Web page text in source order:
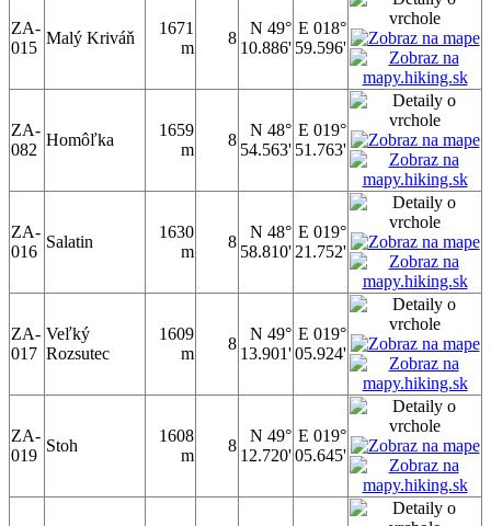
ZA-
015
Malý Kriváň
1671
m
8
N 49°
10.886'
E 018°
59.596'
ZA-
082
Homôľka
1659
m
8
N 48°
54.563'
E 019°
51.763'
ZA-
016
Salatin
1630
m
8
N 48°
58.810'
E 019°
21.752'
ZA-
017
Veľký
Rozsutec
1609
m
8
N 49°
13.901'
E 019°
05.924'
ZA-
019
Stoh
1608
m
8
N 49°
12.720'
E 019°
05.645'